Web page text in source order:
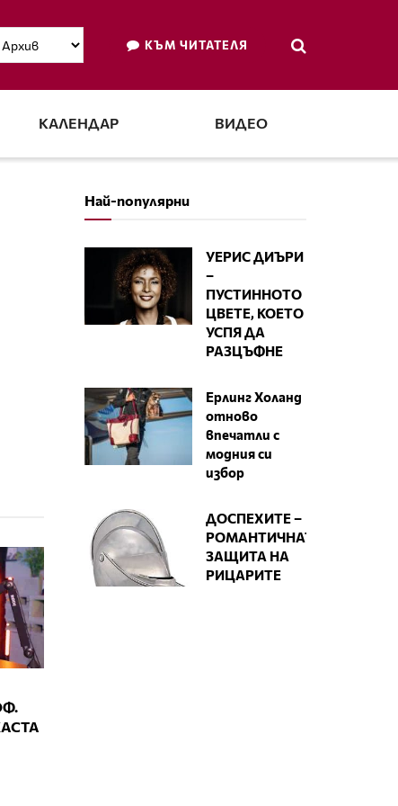
КЪМ ЧИТАТЕЛЯ
КАЛЕНДАР ВИДЕО
Най-популярни
УЕРИС ДИЪРИ
–
ПУСТИННОТО
ЦВЕТЕ, КОЕТО
УСПЯ ДА
РАЗЦЪФНЕ
Ерлинг Холанд
отново
впечатли с
модния си
избор
ДОСПЕХИТЕ –
РОМАНТИЧНАТА
ЗАЩИТА НА
РИЦАРИТЕ